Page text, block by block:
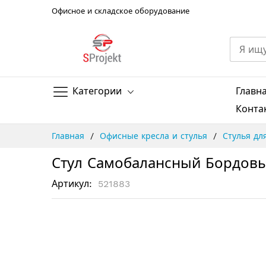
Офисное и складское оборудование
Категории
Главная Офисные кресла и стулья Стулья
Стул Самобалансный
Артикул 521883